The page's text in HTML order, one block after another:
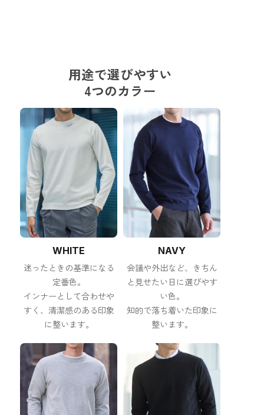
用途で選びやすい
4つのカラー
WHITE
迷ったときの基準になる
定番色。
インナーとして合わせや
すく、清潔感のある印象
に整います。
NAVY
会議や外出など、きちん
と見せたい日に選びやす
い色。
知的で落ち着いた印象に
整います。